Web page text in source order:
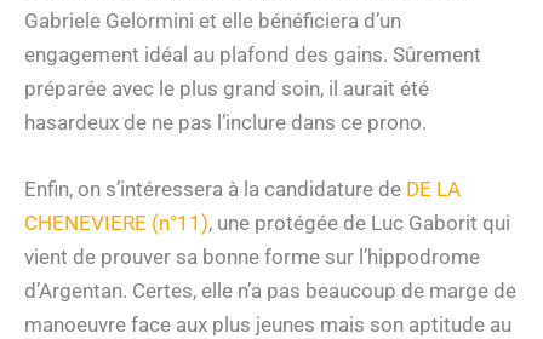
Gabriele Gelormini et elle bénéficiera d’un
engagement idéal au plafond des gains. Sûrement
préparée avec le plus grand soin, il aurait été
hasardeux de ne pas l’inclure dans ce prono.
Enfin, on s’intéressera à la candidature de DE LA
CHENEVIERE (n°11), une protégée de Luc Gaborit qui
vient de prouver sa bonne forme sur l’hippodrome
d’Argentan. Certes, elle n’a pas beaucoup de marge de
manoeuvre face aux plus jeunes mais son aptitude au